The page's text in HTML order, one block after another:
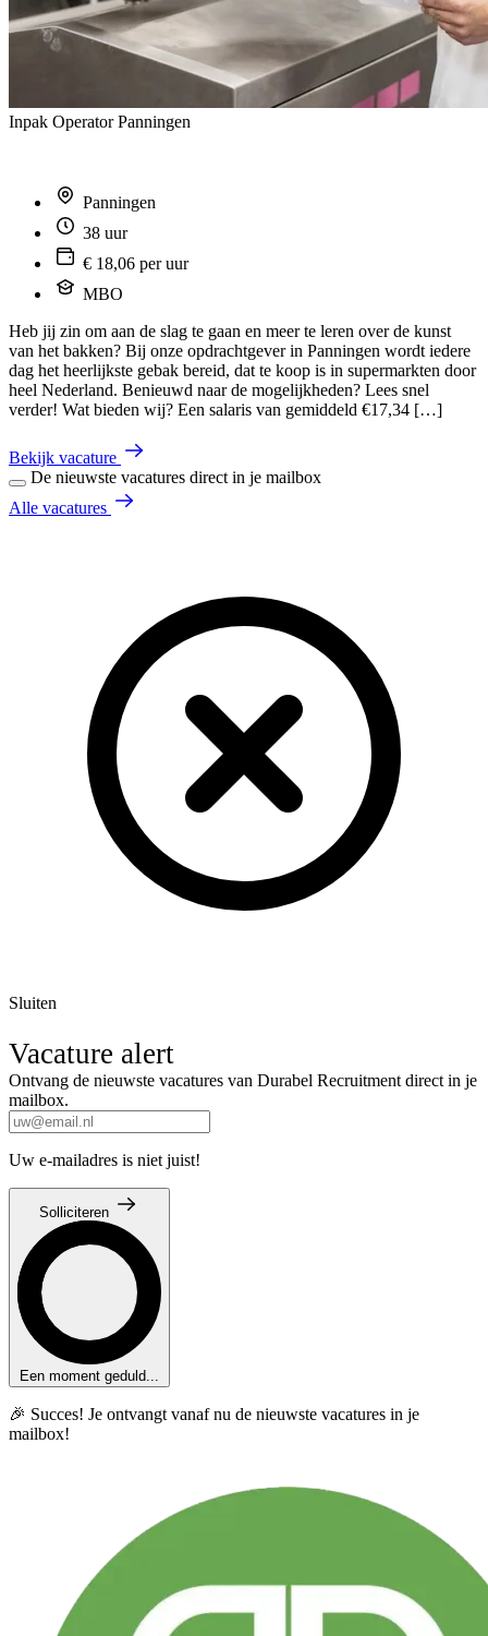
Inpak Operator Panningen
Panningen
38 uur
€ 18,06 per uur
MBO
Heb jij zin om aan de slag te gaan en meer te leren over de kunst
van het bakken? Bij onze opdrachtgever in Panningen wordt iedere
dag het heerlijkste gebak bereid, dat te koop is in supermarkten door
heel Nederland. Benieuwd naar de mogelijkheden? Lees snel
verder! Wat bieden wij? Een salaris van gemiddeld €17,34 […]
Bekijk vacature
De nieuwste vacatures direct in je mailbox
Alle vacatures
Sluiten
Vacature alert
Ontvang de nieuwste vacatures van Durabel Recruitment direct in je
mailbox.
Uw e-mailadres is niet juist!
Solliciteren
Een moment geduld...
🎉 Succes! Je ontvangt vanaf nu de nieuwste vacatures in je
mailbox!